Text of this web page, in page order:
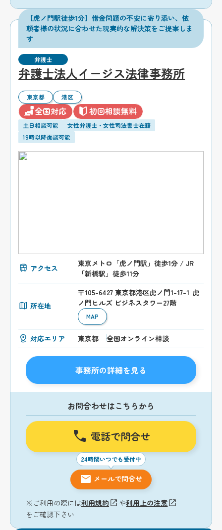
【虎ノ門駅徒歩1分】借金問題の不安に寄り添い、依
頼者様の状況に合わせた現実的な解決策をご提案しま
す
弁護士
弁護士法人イージス法律事務所
東京都 港区
全国対応 初回相談無料
土日相談可能
女性弁護士・女性司法書士在籍
19時以降面談可能
アクセス
東京メトロ「虎ノ門駅」徒歩1分 / JR
「新橋駅」徒歩11分
所在地
〒105-6427 東京都港区虎ノ門1-17-1 虎
ノ門ヒルズ ビジネスタワー27階
MAP
対応エリア 東京都 全国オンライン相談
事務所の詳細を見る
お問合わせはこちらから
電話で問合せ
24時間いつでも受付中
メールで問合せ
※ご利用の際には利用規約 や利用上の注意
をご確認下さい